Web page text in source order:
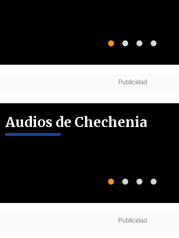
Audios de Chechenia